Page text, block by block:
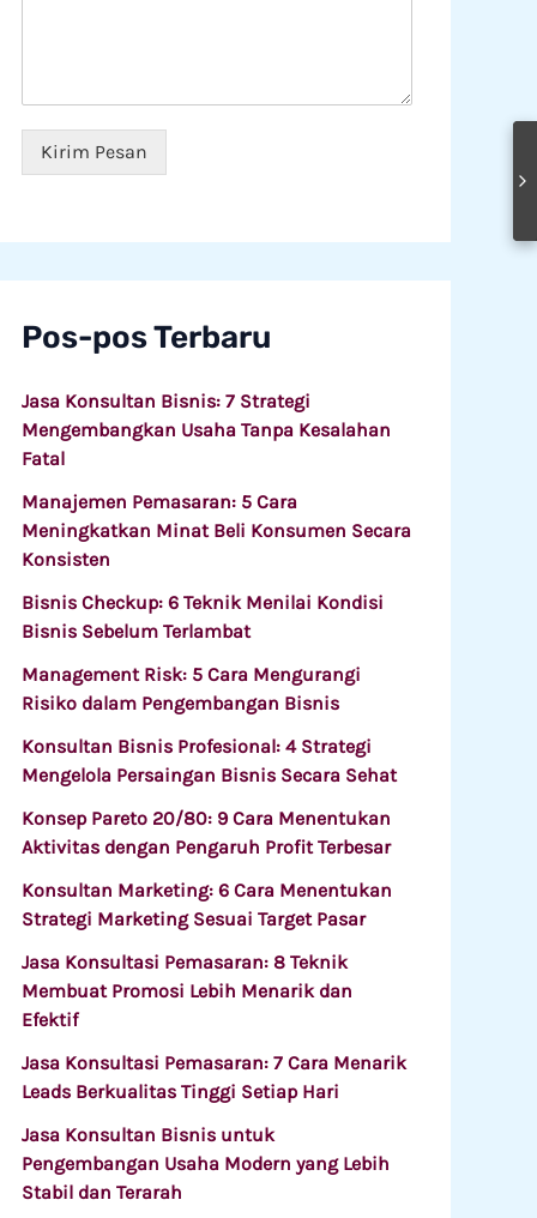
Kirim Pesan
Pos-pos Terbaru
Jasa Konsultan Bisnis: 7 Strategi
Mengembangkan Usaha Tanpa Kesalahan
Fatal
Manajemen Pemasaran: 5 Cara
Meningkatkan Minat Beli Konsumen Secara
Konsisten
Bisnis Checkup: 6 Teknik Menilai Kondisi
Bisnis Sebelum Terlambat
Management Risk: 5 Cara Mengurangi
Risiko dalam Pengembangan Bisnis
Konsultan Bisnis Profesional: 4 Strategi
Mengelola Persaingan Bisnis Secara Sehat
Konsep Pareto 20/80: 9 Cara Menentukan
Aktivitas dengan Pengaruh Profit Terbesar
Konsultan Marketing: 6 Cara Menentukan
Strategi Marketing Sesuai Target Pasar
Jasa Konsultasi Pemasaran: 8 Teknik
Membuat Promosi Lebih Menarik dan
Efektif
Jasa Konsultasi Pemasaran: 7 Cara Menarik
Leads Berkualitas Tinggi Setiap Hari
Jasa Konsultan Bisnis untuk
Pengembangan Usaha Modern yang Lebih
Stabil dan Terarah